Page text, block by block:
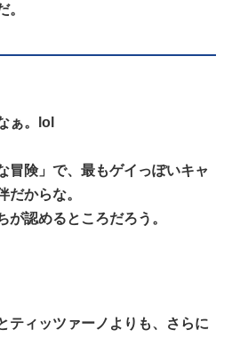
。
ぁ。lol
冒険」で、最もゲイっぽいキャ
だからな。
が認めるところだろう。
ティッツァーノよりも、さらに